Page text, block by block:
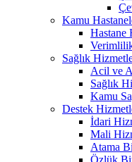
Kamu
Hastane
Sağlık
Acil ve
Sağlık
Kamu
Destek
İdari
Mali
Atama
Özlük